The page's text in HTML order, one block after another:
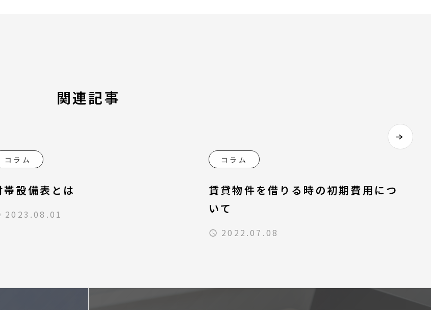
関連記事
コラム
帯設備表とは
2023.08.01
コラム
賃貸物件を借りる時の初期費用につ
いて
2022.07.08